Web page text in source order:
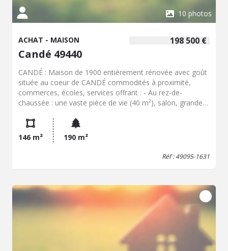
10 photos
198 500 €
ACHAT - MAISON
Candé 49440
CANDÉ : Maison de 1900 entièrement rénovée avec goût
située au coeur de CANDÉ commodités à proximité,
commerces, écoles, services offrant : - Au rez-de-
chaussée : une vaste pièce de vie (40 m²), salon, grande
Au premier étage: 3 chambres, dressing, salle d'eau ,WC. -
Au deuxième étage, un grenier isolé de 46 m²pouvant
devenir une chambre supplémentaire. Aucun travaux à
prévoir, assainissement collectif, mode de chauffage :
146 m² 190 m²
Réf : 49095-1631